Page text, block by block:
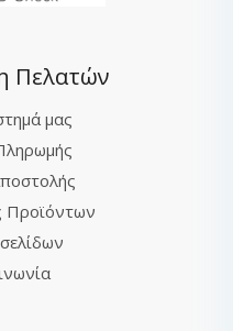
Πελατών
μας
Προϊόντων